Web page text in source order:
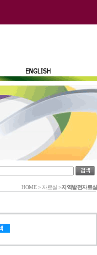
HOME > 자료실 >지역발전자료실